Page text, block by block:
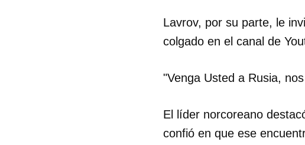
Lavrov, por su parte, le
colgado en el canal de
"Venga Usted a Rusia,
El líder norcoreano
confió en que ese